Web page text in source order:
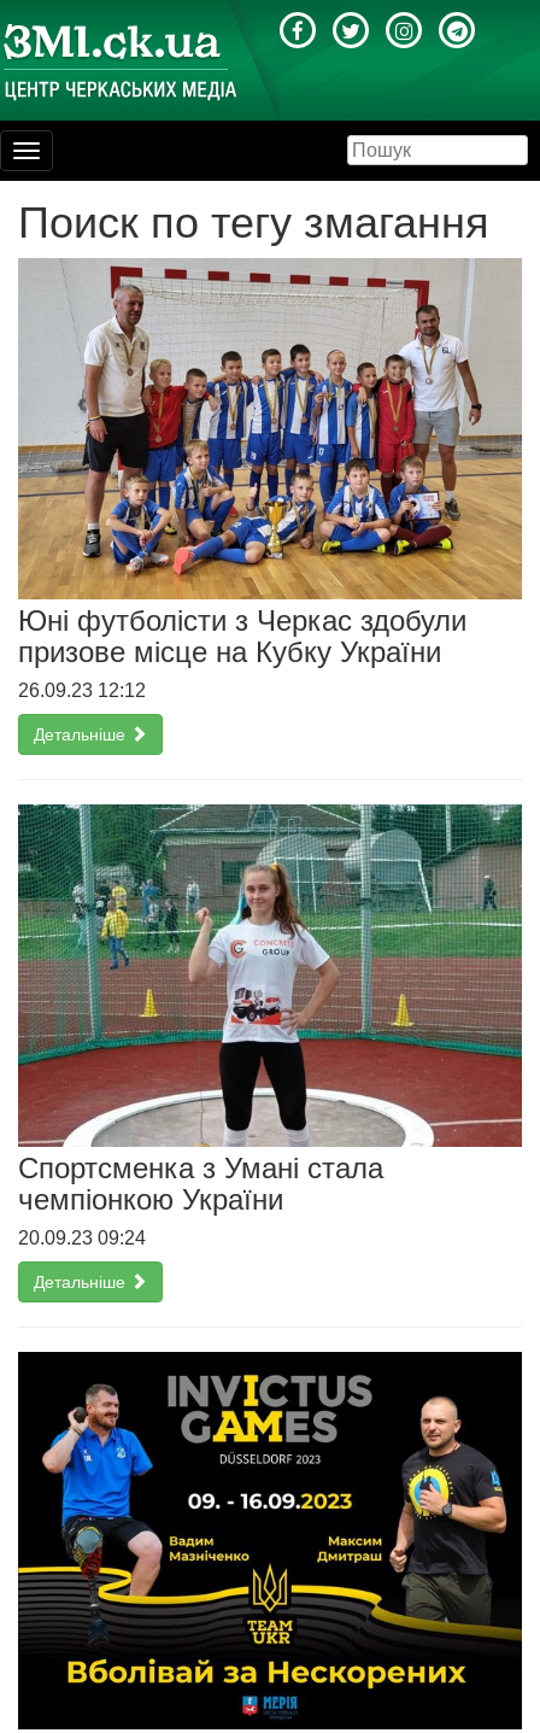
Toggle
navigation
Поиск по тегу змагання
Юні футболісти з Черкас здобули
призове місце на Кубку України
26.09.23 12:12
Детальніше
Спортсменка з Умані стала
чемпіонкою України
20.09.23 09:24
Детальніше